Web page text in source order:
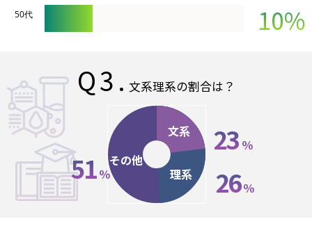
50代 10%
Q3. 文系理系の割合は？
文系 23 ％
理系
26 ％
その他
51 ％